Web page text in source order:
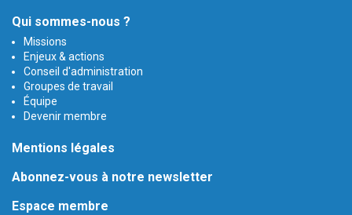
Qui sommes-nous ?
Missions
Enjeux & actions
Conseil d'administration
Groupes de travail
Équipe
Devenir membre
Mentions légales
Abonnez-vous à notre newsletter
Espace membre